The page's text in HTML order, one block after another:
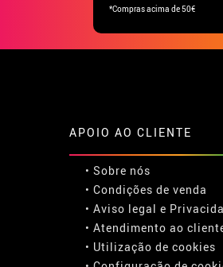
*Compras acima de 50€
APOIO AO CLIENTE
• Sobre nós
• Condições de venda
• Aviso legal e
• Atendimento ao
• Utilização de cookies